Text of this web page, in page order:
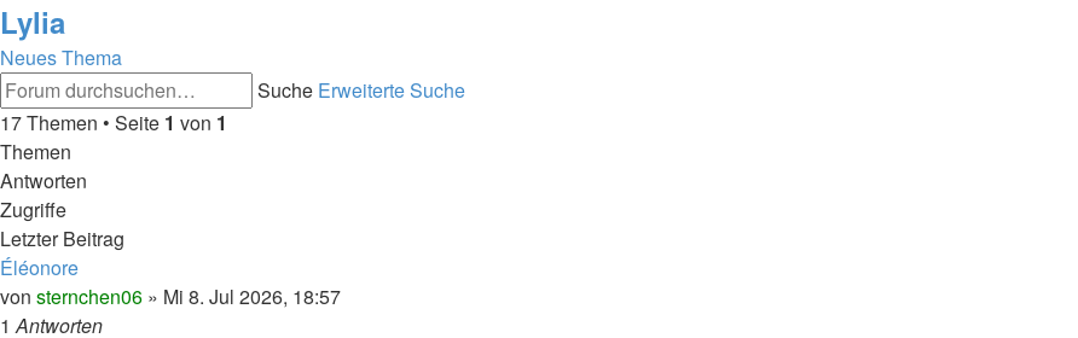
Lylia
Neues Thema
Suche Erweiterte Suche
17 Themen • Seite 1 von 1
Themen
Antworten
Zugriffe
Letzter Beitrag
Éléonore
von sternchen06 » Mi 8. Jul 2026, 18:57
1Antworten